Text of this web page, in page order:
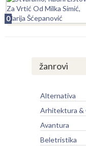
0
žanrovi
Alternativa
Arhitektura &
Avantura
Beletristika